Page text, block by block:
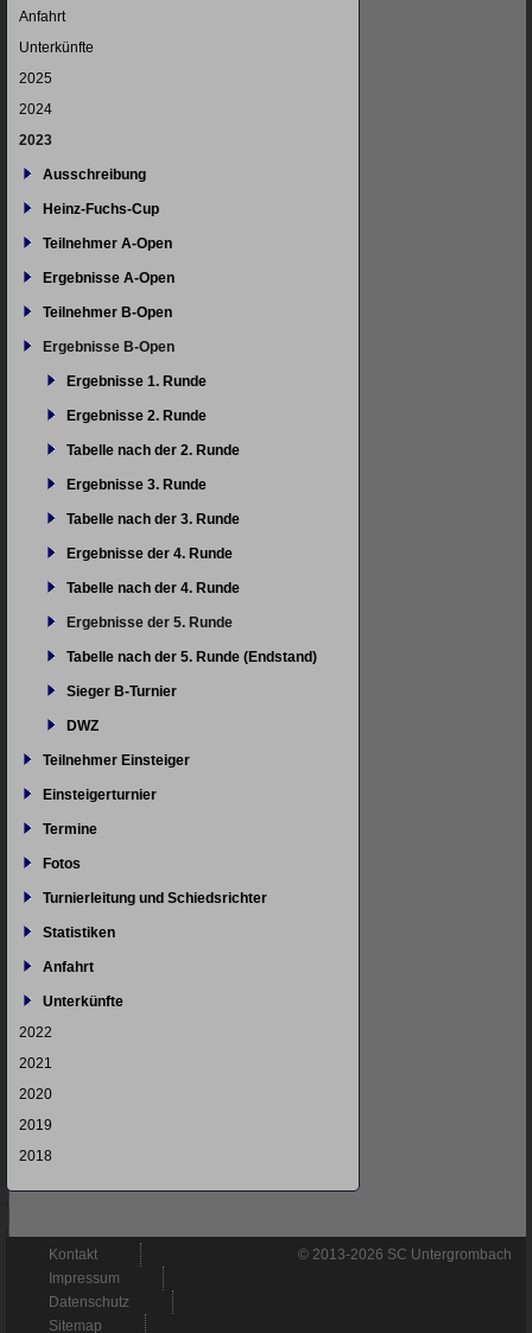
Anfahrt
Unterkünfte
2025
2024
2023
Ausschreibung
Heinz-Fuchs-Cup
Teilnehmer A-Open
Ergebnisse A-Open
Teilnehmer B-Open
Ergebnisse B-Open
Ergebnisse 1. Runde
Ergebnisse 2. Runde
Tabelle nach der 2. Runde
Ergebnisse 3. Runde
Tabelle nach der 3. Runde
Ergebnisse der 4. Runde
Tabelle nach der 4. Runde
Ergebnisse der 5. Runde
Tabelle nach der 5. Runde (Endstand)
Sieger B-Turnier
DWZ
Teilnehmer Einsteiger
Einsteigerturnier
Termine
Fotos
Turnierleitung und Schiedsrichter
Statistiken
Anfahrt
Unterkünfte
2022
2021
2020
2019
2018
© 2013-2026 SC Untergrombach
Navigation
überspringen
Kontakt
Impressum
Datenschutz
Sitemap